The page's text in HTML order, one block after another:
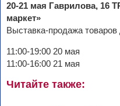
20-21 мая Гаврилова,
маркет»
Выставка-продажа товаров
11:00-19:00 20 мая
11:00-16:00 21 мая
Читайте также: